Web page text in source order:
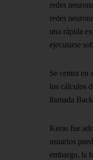
redes
redes
una rápida
ejecutarse
Se centra en
los cálculos
llamada
Keras fue
usuarios
embargo, la